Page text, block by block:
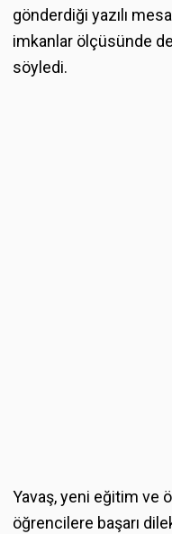
gönderdiği yazılı
imkanlar ölçüsünde
söyledi.
Yavaş, yeni eğitim ve
öğrencilere başarı